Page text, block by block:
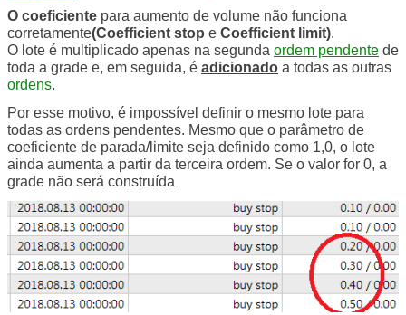
O coeficiente para aumento de volume não funciona
corretamente(Coefficient stop e Coefficient limit).
O lote é multiplicado apenas na segunda ordem pendente de
toda a grade e, em seguida, é adicionado a todas as outras
ordens.
Por esse motivo, é impossível definir o mesmo lote para
todas as ordens pendentes. Mesmo que o parâmetro de
coeficiente de parada/limite seja definido como 1,0, o lote
ainda aumenta a partir da terceira ordem. Se o valor for 0, a
grade não será construída